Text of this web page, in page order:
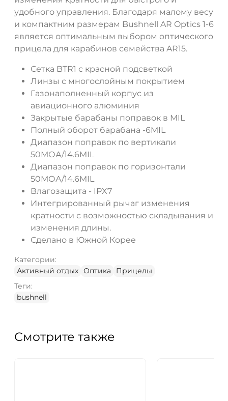
удобного управления. Благодаря малому весу
и компактним размерам Bushnell AR Optics 1-6
является оптимальным выбором оптического
прицела для карабинов семейства AR15.
Сетка BTR1 с красной подсветкой
Линзы с многослойным покрытием
Газонаполненный корпус из
авиационного алюминия
Закрытые барабаны поправок в MIL
Полный оборот барабана -6MIL
Диапазон поправок по вертикали
50МОА/14.6MIL
Диапазон поправок по горизонтали
50МОА/14.6MIL
Влагозащита - IPX7
Интегрированный рычаг изменения
кратности с возможностью складывания и
изменения длины.
Сделано в Южной Корее
Категории:
Активный отдых Оптика
Прицелы
Теги:
bushnell
Смотрите также